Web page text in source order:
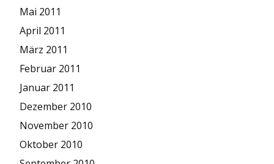
Mai 2011
April 2011
März 2011
Februar 2011
Januar 2011
Dezember 2010
November 2010
Oktober 2010